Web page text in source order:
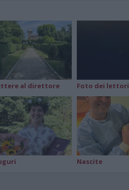
al direttore Foto dei lettori
Nascite